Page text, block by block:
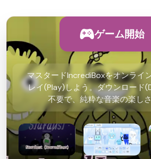
ゲーム開始
マスタードIncrediBoxをオンライ
レイ(Play)しよう。ダウンロード
不要で、純粋な音楽の楽し